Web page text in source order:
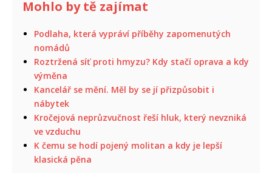
Mohlo by tě zajímat
Podlaha, která vypráví příběhy zapomenutých
nomádů
Roztržená síť proti hmyzu? Kdy stačí oprava a kdy
výměna
Kancelář se mění. Měl by se jí přizpůsobit i
nábytek
Kročejová neprůzvučnost řeší hluk, který nevzniká
ve vzduchu
K čemu se hodí pojený molitan a kdy je lepší
klasická pěna